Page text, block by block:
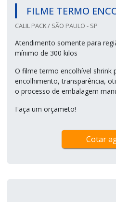
FILME TERMO
CALIL PACK / SÃO PAULO - SP
Atendimento somente para
mínimo de 300 kilos
O filme termo encolhível shrink
encolhimento, transparência,
o processo de embalagem
Faça um orçameto!
Cotar